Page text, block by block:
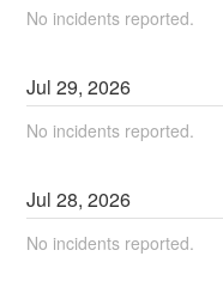
No incidents reported.
Jul29,2026
No incidents reported.
Jul28,2026
No incidents reported.